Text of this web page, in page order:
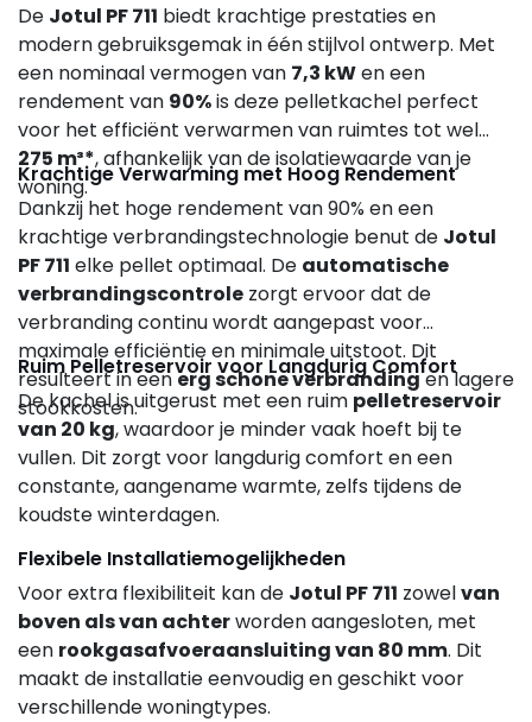
De Jotul PF 711 biedt krachtige prestaties en
modern gebruiksgemak in één stijlvol ontwerp. Met
een nominaal vermogen van 7,3 kWen een
rendement van 90%is deze pelletkachel perfect
voor het efficiënt verwarmen van ruimtes tot wel
275 m³*, afhankelijk van de isolatiewaarde van je
woning.
Krachtige Verwarming met Hoog Rendement
Dankzij het hoge rendement van 90% en een
krachtige verbrandingstechnologie benut de Jotul
PF 711 elke pellet optimaal. De automatische
verbrandingscontrole zorgt ervoor dat de
verbranding continu wordt aangepast voor
maximale efficiëntie en minimale uitstoot. Dit
resulteert in eenerg schone verbrandingen lagere
stookkosten.
Ruim Pelletreservoir voor Langdurig Comfort
De kachel is uitgerust met een ruim pelletreservoir
van 20 kg, waardoor je minder vaak hoeft bij te
vullen. Dit zorgt voor langdurig comfort en een
constante, aangename warmte, zelfs tijdens de
koudste winterdagen.
Flexibele Installatiemogelijkheden
Voor extra flexibiliteit kan de Jotul PF 711 zowelvan
boven als van achterworden aangesloten, met
een rookgasafvoeraansluiting van 80 mm. Dit
maakt de installatie eenvoudig en geschikt voor
verschillende woningtypes.